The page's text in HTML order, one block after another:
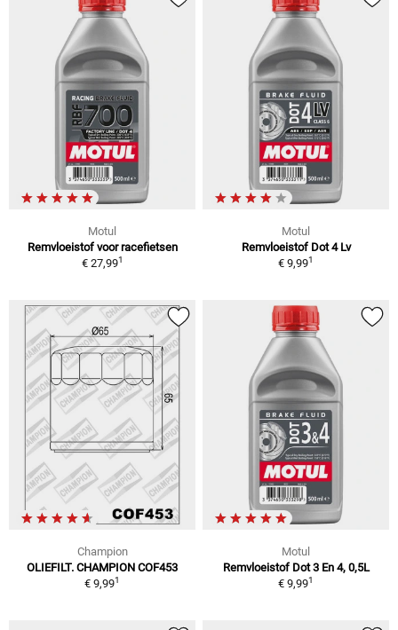
Motul
Remvloeistof voor racefietsen
€ 27,991
Motul
Remvloeistof Dot 4 Lv
€ 9,991
Champion
OLIEFILT. CHAMPION COF453
€ 9,991
Motul
Remvloeistof Dot 3 En 4, 0,5L
€ 9,991